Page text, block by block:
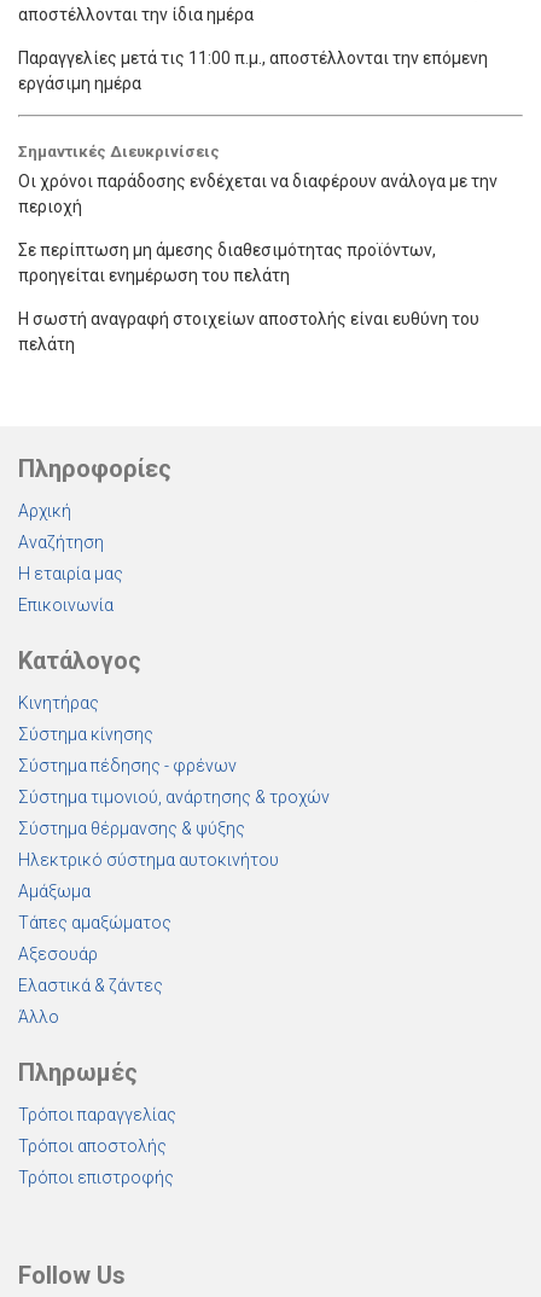
αποστέλλονται την ίδια ημέρα
Παραγγελίες μετά τις 11:00 π.μ., αποστέλλονται την επόμενη
εργάσιμη ημέρα
Σημαντικές Διευκρινίσεις
Οι χρόνοι παράδοσης ενδέχεται να διαφέρουν ανάλογα με την
περιοχή
Σε περίπτωση μη άμεσης διαθεσιμότητας προϊόντων,
προηγείται ενημέρωση του πελάτη
Η σωστή αναγραφή στοιχείων αποστολής είναι ευθύνη του
πελάτη
Πληροφορίες
Αρχική
Αναζήτηση
Η εταιρία μας
Επικοινωνία
Κατάλογος
Κινητήρας
Σύστημα κίνησης
Σύστημα πέδησης - φρένων
Σύστημα τιμονιού, ανάρτησης & τροχών
Σύστημα θέρμανσης & ψύξης
Ηλεκτρικό σύστημα αυτοκινήτου
Αμάξωμα
Τάπες αμαξώματος
Αξεσουάρ
Ελαστικά & ζάντες
Άλλο
Πληρωμές
Τρόποι παραγγελίας
Τρόποι αποστολής
Τρόποι επιστροφής
Follow Us